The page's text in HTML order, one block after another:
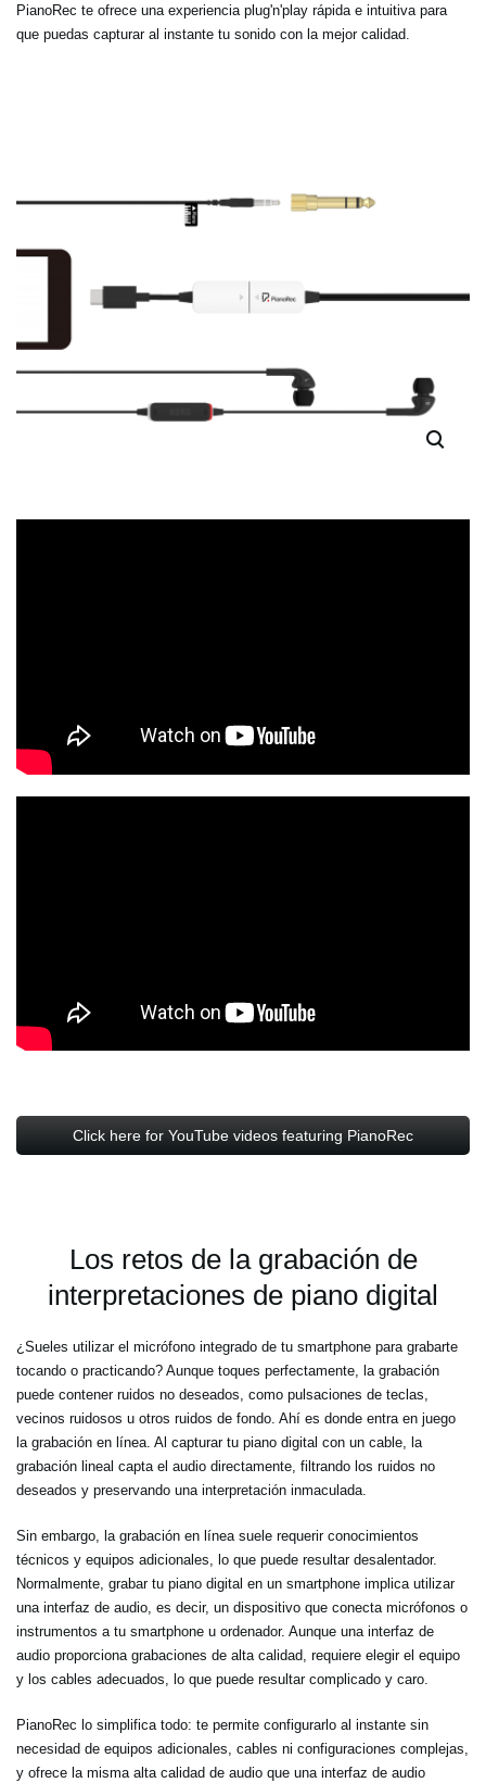
PianoRec te ofrece una experiencia plug'n'play rápida e intuitiva para
que puedas capturar al instante tu sonido con la mejor calidad.
Click here for YouTube videos featuring PianoRec
Los retos de la grabación de
interpretaciones de piano digital
¿Sueles utilizar el micrófono integrado de tu smartphone para grabarte
tocando o practicando? Aunque toques perfectamente, la grabación
puede contener ruidos no deseados, como pulsaciones de teclas,
vecinos ruidosos u otros ruidos de fondo. Ahí es donde entra en juego
la grabación en línea. Al capturar tu piano digital con un cable, la
grabación lineal capta el audio directamente, filtrando los ruidos no
deseados y preservando una interpretación inmaculada.
Sin embargo, la grabación en línea suele requerir conocimientos
técnicos y equipos adicionales, lo que puede resultar desalentador.
Normalmente, grabar tu piano digital en un smartphone implica utilizar
una interfaz de audio, es decir, un dispositivo que conecta micrófonos o
instrumentos a tu smartphone u ordenador. Aunque una interfaz de
audio proporciona grabaciones de alta calidad, requiere elegir el equipo
y los cables adecuados, lo que puede resultar complicado y caro.
PianoRec lo simplifica todo: te permite configurarlo al instante sin
necesidad de equipos adicionales, cables ni configuraciones complejas,
y ofrece la misma alta calidad de audio que una interfaz de audio